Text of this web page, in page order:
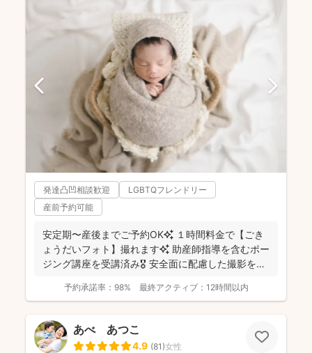
発達凸凹相談歓迎
LGBTQフレンドリー
産前予約可能
安定期〜産後までご予約OK✨ １時間料金で【ごき
ょうだいフォト】撮れます✨ 助産師指導を含むポー
ジング講座を受講済み🎖️ 安全面に配慮した撮影を行
予約承諾率： 98% 最終アクティブ： 12時間以内
あべ あつこ
4.9 (81)女性